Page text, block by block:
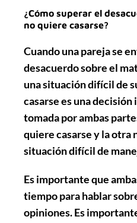
¿Cómo superar el
no quiere casarse?
Cuando una pareja se
desacuerdo sobre el
una situación difícil de
casarse es una
tomada por ambas
quiere casarse y la otra
situación difícil de
Es importante que
tiempo para hablar
opiniones. Es